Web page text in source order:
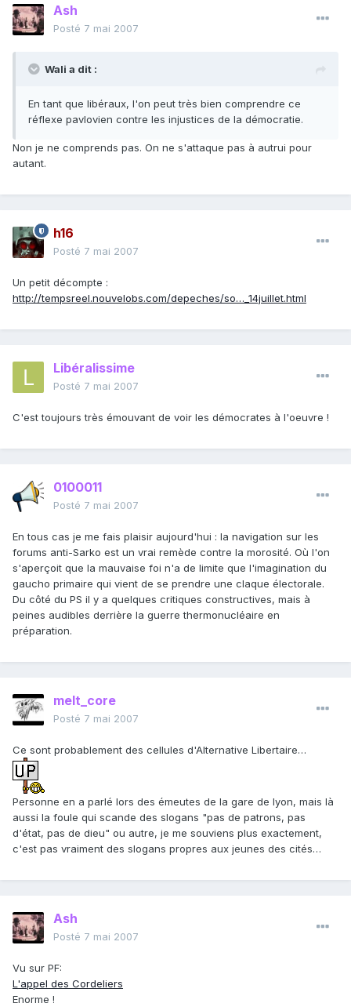
Ash
Posté 7 mai 2007
Wali a dit :
En tant que libéraux, l'on peut très bien comprendre ce
réflexe pavlovien contre les injustices de la démocratie.
Non je ne comprends pas. On ne s'attaque pas à autrui pour
autant.
h16
Posté 7 mai 2007
Un petit décompte :
http://tempsreel.nouvelobs.com/depeches/so…_14juillet.html
Libéralissime
Posté 7 mai 2007
C'est toujours très émouvant de voir les démocrates à l'oeuvre !
0100011
Posté 7 mai 2007
En tous cas je me fais plaisir aujourd'hui : la navigation sur les
forums anti-Sarko est un vrai remède contre la morosité. Où l'on
s'aperçoit que la mauvaise foi n'a de limite que l'imagination du
gaucho primaire qui vient de se prendre une claque électorale.
Du côté du PS il y a quelques critiques constructives, mais à
peines audibles derrière la guerre thermonucléaire en
préparation.
melt_core
Posté 7 mai 2007
Ce sont probablement des cellules d'Alternative Libertaire…
Personne en a parlé lors des émeutes de la gare de lyon, mais là
aussi la foule qui scande des slogans "pas de patrons, pas
d'état, pas de dieu" ou autre, je me souviens plus exactement,
c'est pas vraiment des slogans propres aux jeunes des cités…
Ash
Posté 7 mai 2007
Vu sur PF:
L'appel des Cordeliers
Enorme !